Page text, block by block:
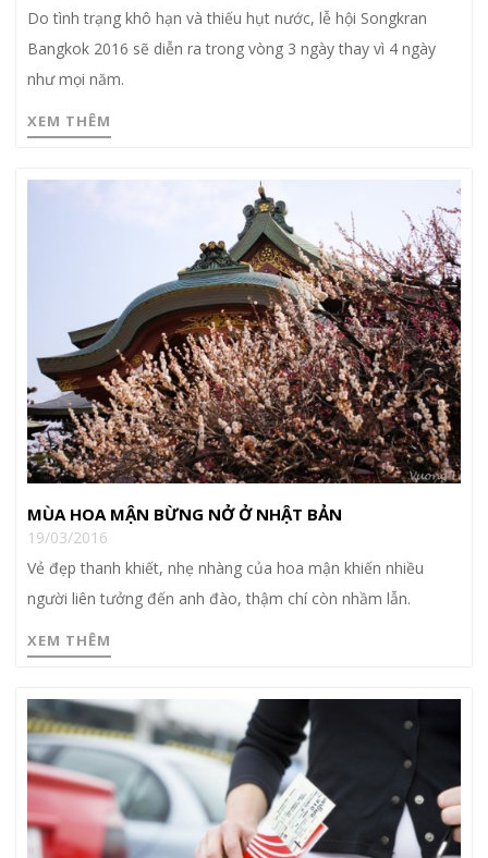
Do tình trạng khô hạn và thiếu hụt nước, lễ hội Songkran
Bangkok 2016 sẽ diễn ra trong vòng 3 ngày thay vì 4 ngày
như mọi năm.
XEM THÊM
MÙA HOA MẬN BỪNG NỞ Ở NHẬT BẢN
19/03/2016
Vẻ đẹp thanh khiết, nhẹ nhàng của hoa mận khiến nhiều
người liên tưởng đến anh đào, thậm chí còn nhầm lẫn.
XEM THÊM